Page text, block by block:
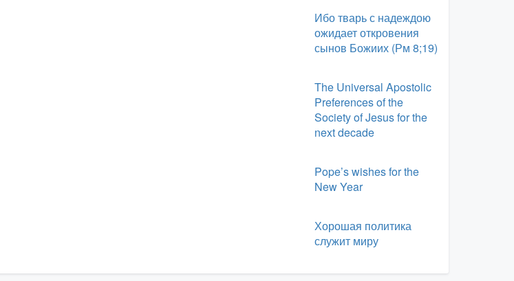
Ибо тварь с надеждою
ожидает откровения
сынов Божиих (Рм 8;19)
The Universal Apostolic
Preferences of the
Society of Jesus for the
next decade
Pope’s wishes for the
New Year
Хорошая политика
служит миру